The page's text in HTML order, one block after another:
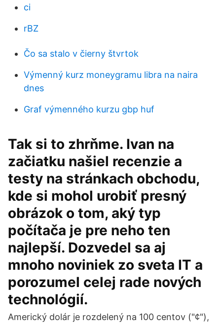
ci
rBZ
Čo sa stalo v čierny štvrtok
Výmenný kurz moneygramu libra na naira
dnes
Graf výmenného kurzu gbp huf
Tak si to zhrňme. Ivan na
začiatku našiel recenzie a
testy na stránkach obchodu,
kde si mohol urobiť presný
obrázok o tom, aký typ
počítača je pre neho ten
najlepší. Dozvedel sa aj
mnoho noviniek zo sveta IT a
porozumel celej rade nových
technológií.
Americký dolár je rozdelený na 100 centov ("¢"),